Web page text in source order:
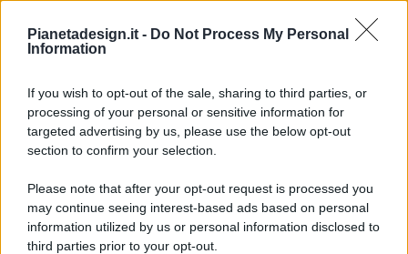
Pianetadesign.it - Do Not Process My Personal
Information
If you wish to opt-out of the sale, sharing to third parties, or
processing of your personal or sensitive information for
targeted advertising by us, please use the below opt-out
section to confirm your selection.
Please note that after your opt-out request is processed you
may continue seeing interest-based ads based on personal
information utilized by us or personal information disclosed to
third parties prior to your opt-out.
© 2026 - Pianeta Design - P.IVA 04827280654 - Testata
Registrata Al Tribunale Di Nocera Inferiore N. 8/2020 - RG N.
ISCRIZIONE AL ROC N. 35792 – ISCRITTA ALL’ANSO
(ASSOCIAZIONE NAZIONALE STAMPA ONLINE)